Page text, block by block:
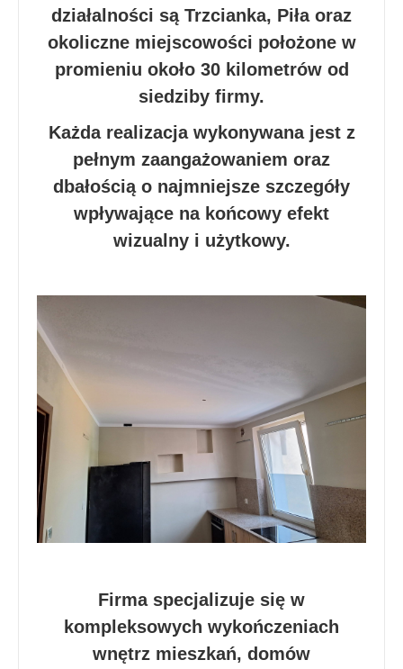
działalności są Trzcianka, Piła oraz
okoliczne miejscowości położone w
promieniu około 30 kilometrów od
siedziby firmy.
Każda realizacja wykonywana jest z
pełnym zaangażowaniem oraz
dbałością o najmniejsze szczegóły
wpływające na końcowy efekt
wizualny i użytkowy.
Firma specjalizuje się w
kompleksowych wykończeniach
wnętrz mieszkań, domów